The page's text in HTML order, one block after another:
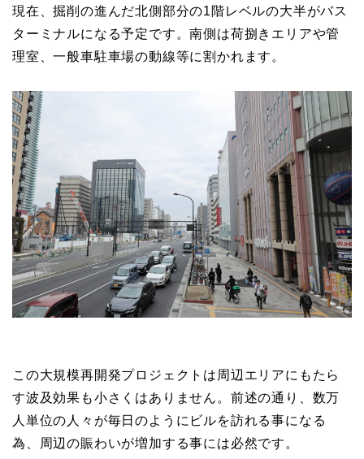
現在、掘削の進んだ北側部分の1階レベルの大半がバス
ターミナルになる予定です。南側は荷捌きエリアや管
理室、一般車駐車場の動線等に割かれます。
この大規模再開発プロジェクトは周辺エリアにもたら
す波及効果も小さくはありません。前述の通り、数万
人単位の人々が毎日のようにビルを訪れる事になる
為、周辺の賑わいが増加する事には必然です。